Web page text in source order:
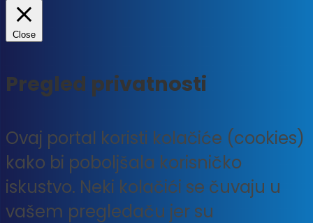
Close
Pregled privatnosti
Ovaj portal koristi kolačiće (cookies)
kako bi poboljšala korisničko
iskustvo. Neki kolačići se čuvaju u
vašem pregledaču jer su